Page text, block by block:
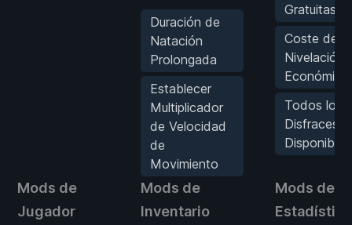
Duración de
Natación
Prolongada
Establecer
Multiplicador
de Velocidad
de
Movimiento
Gratuitas
Coste de
Nivelación
Económica
Todos los
Disfraces
Disponibles
Mods de
Jugador
Mods de
Inventario
Mods de